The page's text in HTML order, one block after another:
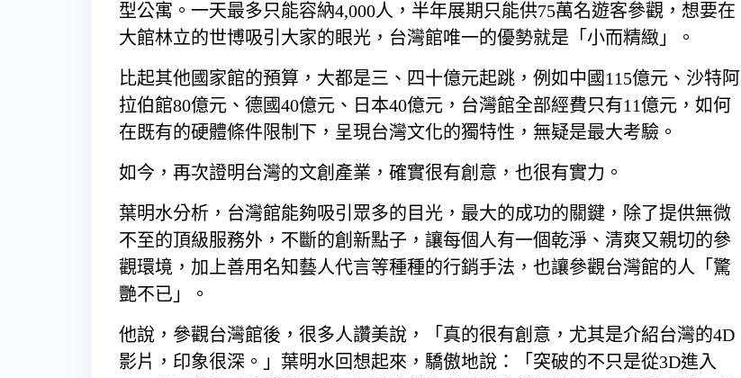
型公寓。一天最多只能容納4,000人，半年展期只能供75萬名遊客參觀，想要在
大館林立的世博吸引大家的眼光，台灣館唯一的優勢就是「小而精緻」。
比起其他國家館的預算，大都是三、四十億元起跳，例如中國115億元、沙特阿
拉伯館80億元、德國40億元、日本40億元，台灣館全部經費只有11億元，如何
在既有的硬體條件限制下，呈現台灣文化的獨特性，無疑是最大考驗。
如今，再次證明台灣的文創產業，確實很有創意，也很有實力。
葉明水分析，台灣館能夠吸引眾多的目光，最大的成功的關鍵，除了提供無微
不至的頂級服務外，不斷的創新點子，讓每個人有一個乾淨、清爽又親切的參
觀環境，加上善用名知藝人代言等種種的行銷手法，也讓參觀台灣館的人「驚
艷不已」。
他說，參觀台灣館後，很多人讚美說，「真的很有創意，尤其是介紹台灣的4D
影片，印象很深。」葉明水回想起來，驕傲地說：「突破的不只是從3D進入